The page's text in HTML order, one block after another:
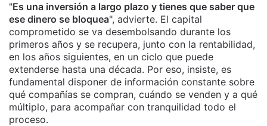
"Es una inversión a largo plazo y tienes que saber que
ese dinero se bloquea", advierte. El capital
comprometido se va desembolsando durante los
primeros años y se recupera, junto con la rentabilidad,
en los años siguientes, en un ciclo que puede
extenderse hasta una década. Por eso, insiste, es
fundamental disponer de información constante sobre
qué compañías se compran, cuándo se venden y a qué
múltiplo, para acompañar con tranquilidad todo el
proceso.